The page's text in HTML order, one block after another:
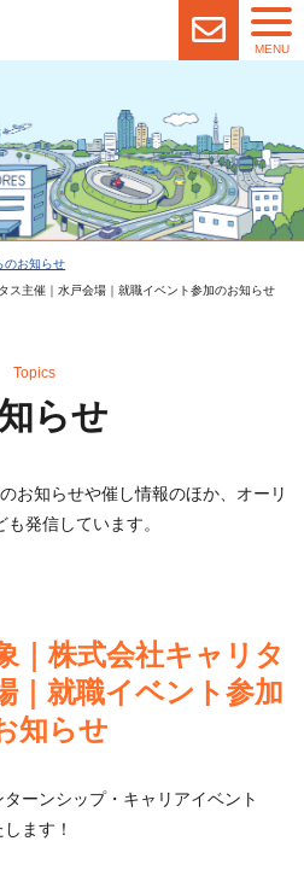
MENU
のお知らせ
ス主催｜水戸会場｜就職イベント参加のお知らせ
らせ
Topics
お知らせや催し情報のほか、オーリ
も発信しています。
｜株式会社キャリタ
｜就職イベント参加
知らせ
ーンシップ・キャリアイベント
ます！